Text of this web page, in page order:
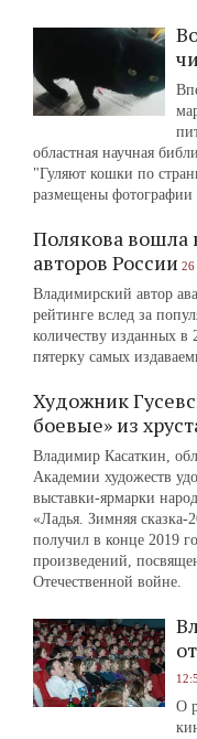
областная научная
"Гуляют кошки по
размещены
Полякова
авторов России 26
Владимирский автор
рейтинге вслед за
количеству изданных в
пятерку самых
Художник
боевые» из
Владимир Касаткин,
Академии художеств
выставки-ярмарки
«Ладья. Зимняя
получил в конце 2019
произведений,
Отечественной войне.
О